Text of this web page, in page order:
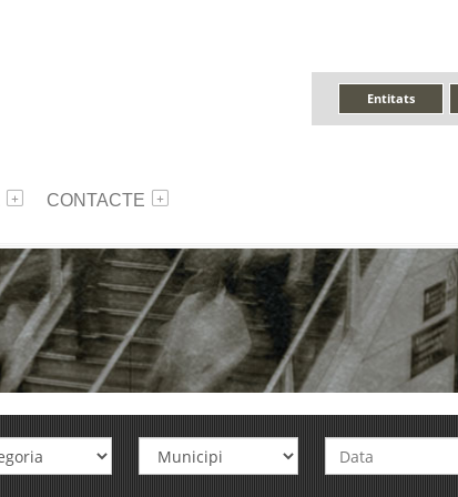
Entitats
CONTACTE